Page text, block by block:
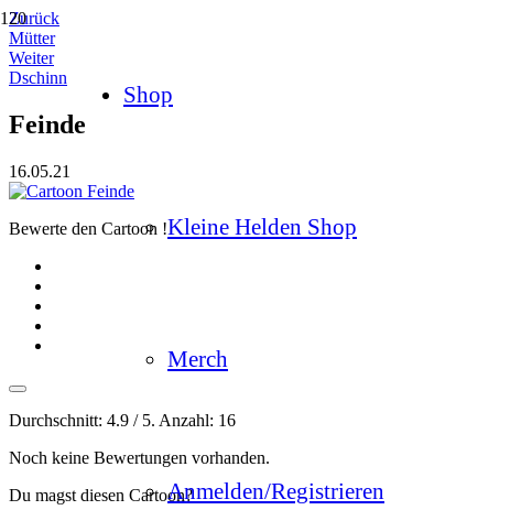
Shop
Kleine Helden Shop
Merch
Anmelden/Registrieren
Zurück
Mütter
Weiter
Dschinn
Feinde
16.05.21
Bewerte den Cartoon !
Durchschnitt: 4.9 / 5. Anzahl: 16
Noch keine Bewertungen vorhanden.
Du magst diesen Cartoon?